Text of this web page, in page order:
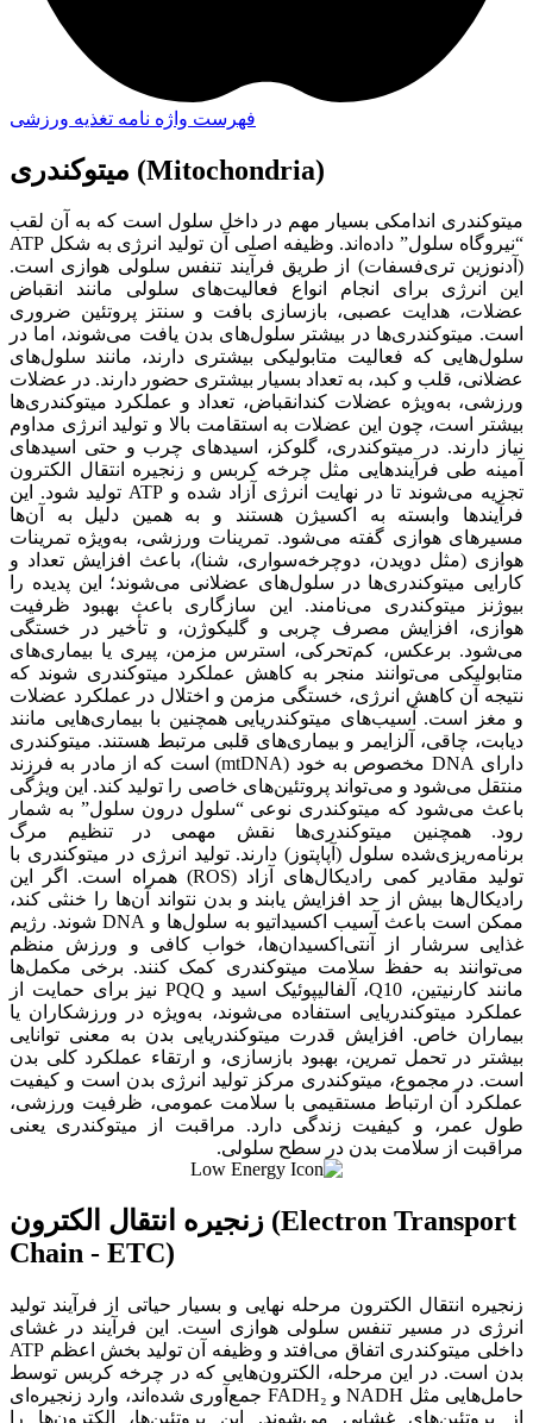
فهرست واژه نامه تغذیه ورزشی
میتوکندری (Mitochondria)
میتوکندری اندامکی بسیار مهم در داخل سلول است که به آن لقب
“نیروگاه سلول” داده‌اند. وظیفه اصلی آن تولید انرژی به شکل ATP
(آدنوزین تری‌فسفات) از طریق فرآیند تنفس سلولی هوازی است.
این انرژی برای انجام انواع فعالیت‌های سلولی مانند انقباض
عضلات، هدایت عصبی، بازسازی بافت و سنتز پروتئین ضروری
است. میتوکندری‌ها در بیشتر سلول‌های بدن یافت می‌شوند، اما در
سلول‌هایی که فعالیت متابولیکی بیشتری دارند، مانند سلول‌های
عضلانی، قلب و کبد، به تعداد بسیار بیشتری حضور دارند. در عضلات
ورزشی، به‌ویژه عضلات کند‌انقباض، تعداد و عملکرد میتوکندری‌ها
بیشتر است، چون این عضلات به استقامت بالا و تولید انرژی مداوم
نیاز دارند. در میتوکندری، گلوکز، اسیدهای چرب و حتی اسیدهای
آمینه طی فرآیندهایی مثل چرخه کربس و زنجیره انتقال الکترون
تجزیه می‌شوند تا در نهایت انرژی آزاد شده و ATP تولید شود. این
فرآیندها وابسته به اکسیژن هستند و به همین دلیل به آن‌ها
مسیرهای هوازی گفته می‌شود. تمرینات ورزشی، به‌ویژه تمرینات
هوازی (مثل دویدن، دوچرخه‌سواری، شنا)، باعث افزایش تعداد و
کارایی میتوکندری‌ها در سلول‌های عضلانی می‌شوند؛ این پدیده را
بیوژنز میتوکندری می‌نامند. این سازگاری باعث بهبود ظرفیت
هوازی، افزایش مصرف چربی و گلیکوژن، و تأخیر در خستگی
می‌شود. برعکس، کم‌تحرکی، استرس مزمن، پیری یا بیماری‌های
متابولیکی می‌توانند منجر به کاهش عملکرد میتوکندری شوند که
نتیجه آن کاهش انرژی، خستگی مزمن و اختلال در عملکرد عضلات
و مغز است. آسیب‌های میتوکندریایی همچنین با بیماری‌هایی مانند
دیابت، چاقی، آلزایمر و بیماری‌های قلبی مرتبط هستند. میتوکندری
دارای DNA مخصوص به خود (mtDNA) است که از مادر به فرزند
منتقل می‌شود و می‌تواند پروتئین‌های خاصی را تولید کند. این ویژگی
باعث می‌شود که میتوکندری نوعی “سلول درون سلول” به شمار
رود. همچنین میتوکندری‌ها نقش مهمی در تنظیم مرگ
برنامه‌ریزی‌شده سلول (آپاپتوز) دارند. تولید انرژی در میتوکندری با
تولید مقادیر کمی رادیکال‌های آزاد (ROS) همراه است. اگر این
رادیکال‌ها بیش‌ از حد افزایش یابند و بدن نتواند آن‌ها را خنثی کند،
ممکن است باعث آسیب اکسیداتیو به سلول‌ها و DNA شوند. رژیم
غذایی سرشار از آنتی‌اکسیدان‌ها، خواب کافی و ورزش منظم
می‌توانند به حفظ سلامت میتوکندری کمک کنند. برخی مکمل‌ها
مانند کارنیتین، Q10، آلفالیپوئیک اسید و PQQ نیز برای حمایت از
عملکرد میتوکندریایی استفاده می‌شوند، به‌ویژه در ورزشکاران یا
بیماران خاص. افزایش قدرت میتوکندریایی بدن به معنی توانایی
بیشتر در تحمل تمرین، بهبود بازسازی، و ارتقاء عملکرد کلی بدن
است. در مجموع، میتوکندری مرکز تولید انرژی بدن است و کیفیت
عملکرد آن ارتباط مستقیمی با سلامت عمومی، ظرفیت ورزشی،
طول عمر، و کیفیت زندگی دارد. مراقبت از میتوکندری یعنی
مراقبت از سلامت بدن در سطح سلولی.
زنجیره انتقال الکترون (Electron Transport
Chain - ETC)
زنجیره انتقال الکترون مرحله نهایی و بسیار حیاتی از فرآیند تولید
انرژی در مسیر تنفس سلولی هوازی است. این فرآیند در غشای
داخلی میتوکندری اتفاق می‌افتد و وظیفه آن تولید بخش اعظم ATP
بدن است. در این مرحله، الکترون‌هایی که در چرخه کربس توسط
حامل‌هایی مثل NADH و FADH₂ جمع‌آوری شده‌اند، وارد زنجیره‌ای
از پروتئین‌های غشایی می‌شوند. این پروتئین‌ها، الکترون‌ها را